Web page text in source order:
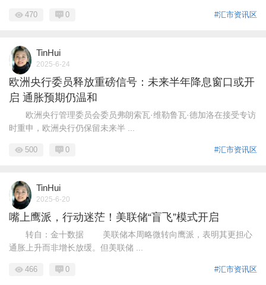
#汇市资讯区
470 0
TinHui
2025-6-24
欧洲央行委员释放重磅信号：未来半年降息窗口或开
启 通胀预期仍温和
欧洲央行管理委员会委员弗朗索瓦·维勒鲁瓦·德加洛在接受专访
时重申，欧洲央行仍保留未来半 ...
#汇市资讯区
500 0
TinHui
2025-6-20
嘴上鹰派，行动迷茫！美联储“盲飞”模式开启
转自：金十数据 美联储本周略微转向鹰派，表明其更担心
通胀上升而非增长放缓。但美联储 ...
#汇市资讯区
466 0